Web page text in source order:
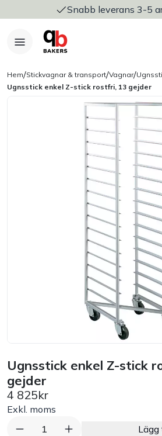
Snabb leverans 3-5
Bageriplåtar & bakformar
Stickvagnar & transport
Råvaruhantering & lagring
Exponering & servering
Städutrustning
Hem/Stickvagnar & transport/Vagnar/
Ugnsstick enkel Z-stick rostfri, 13 gejder
Ugnsstick enkel Z-stick
gejder
4 825kr
Exkl. moms
1
Lägg